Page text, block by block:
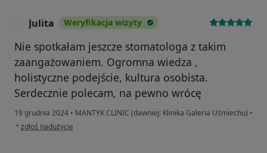
Julita Weryfikacja wizyty
Nie spotkałam jeszcze stomatologa z takim
zaangażowaniem. Ogromna wiedza ,
holistyczne podejście, kultura osobista.
Serdecznie polecam, na pewno wrócę
19 grudnia 2024 • MANTYK CLINIC (dawniej: Klinika Galeria Uśmiechu) •
• w opinii użytkownika Julita
zgłoś nadużycie